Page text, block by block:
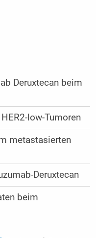
Deruxtecan beim
low-Tumoren
metastasierten
Deruxtecan
beim